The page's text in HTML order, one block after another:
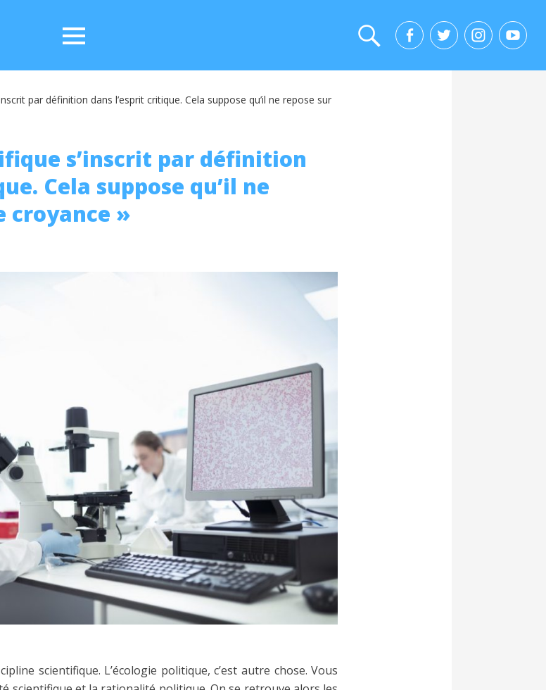
par définition dans l’esprit critique. Cela suppose qu’il ne repose sur
s’inscrit par définition
Cela suppose qu’il ne
croyance »
scientifique. L’écologie politique, c’est autre chose. Vous